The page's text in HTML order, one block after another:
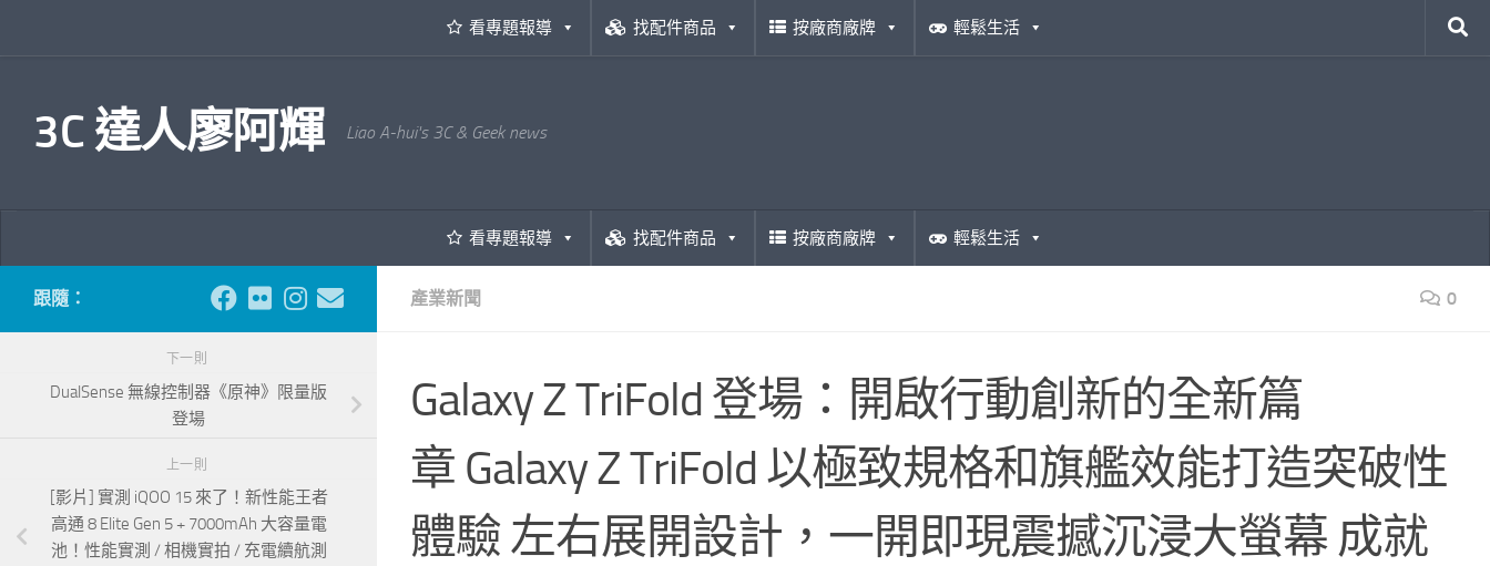
看專題報導 找配件商品 按廠商廠牌 輕鬆生活
3C 達人廖阿輝 Liao A-hui's 3C & Geek news
看專題報導 找配件商品 按廠商廠牌 輕鬆生活
產業新聞 0
Galaxy Z TriFold 登場：開啟行動創新的全新篇
章 Galaxy Z TriFold 以極致規格和旗艦效能打造突破性
體驗 左右展開設計，一開即現震撼沉浸大螢幕 成就
跟隨：
下一則
DualSense 無線控制器《原神》限量版
登場
上一則
[影片] 實測 iQOO 15 來了！新性能王者
高通 8 Elite Gen 5 + 7000mAh 大容量電
池！性能實測 / 相機實拍 / 充電續航測